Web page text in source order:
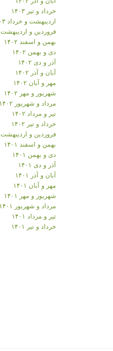
خرداد و تیر ۱۴۰۳
اردیبهشت و خرداد ۱۴۰۳
فروردین و اردیبهشت ۱۴۰۳
بهمن و اسفند ۱۴۰۲
دی و بهمن ۱۴۰۲
آذر و دی ۱۴۰۲
آبان و آذر ۱۴۰۲
مهر و آبان ۱۴۰۲
شهریور و مهر ۱۴۰۲
مرداد و شهریور ۱۴۰۲
تیر و مرداد ۱۴۰۲
خرداد و تیر ۱۴۰۲
فروردین و اردیبهشت ۱۴۰۲
بهمن و اسفند ۱۴۰۱
دی و بهمن ۱۴۰۱
آذر و دی ۱۴۰۱
آبان و آذر ۱۴۰۱
مهر و آبان ۱۴۰۱
شهریور و مهر ۱۴۰۱
مرداد و شهریور ۱۴۰۱
تیر و مرداد ۱۴۰۱
خرداد و تیر ۱۴۰۱